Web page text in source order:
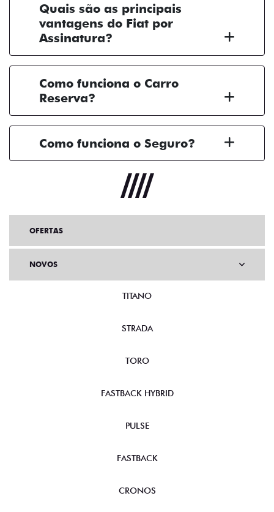
Quais são as principais
vantagens do Fiat por
Assinatura?
Como funciona o Carro
Reserva?
Como funciona o Seguro?
OFERTAS
NOVOS
TITANO
STRADA
TORO
FASTBACK HYBRID
PULSE
FASTBACK
CRONOS